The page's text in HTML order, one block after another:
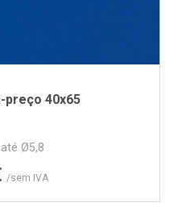
preço 40x65
Ø5,8
/sem IVA